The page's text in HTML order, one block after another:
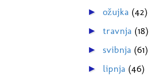
► ožujka (42)
► travnja (18)
► svibnja (61)
► lipnja (46)